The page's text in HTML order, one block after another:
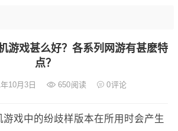
游戏甚么好？各系列网游有甚麽特
点？
10月3日 650阅读 0评论
戏中的纷歧样版本在所用时会产生